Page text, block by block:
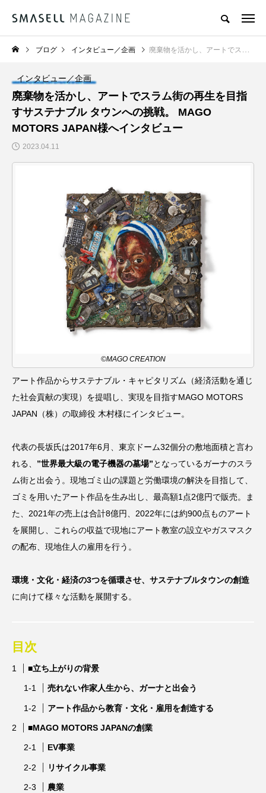
ブログ インタビュー／企画 廃棄物を活かし、アートでスラム街の再生を目指すサステナブル タウンへの挑戦。 MAGO MOTORS JAPAN様へインタビュー
インタビュー／企画
廃棄物を活かし、アートでスラム街の再生を目指
すサステナブル タウンへの挑戦。 MAGO
MOTORS JAPAN様へインタビュー
2023.04.11
©MAGO CREATION
アート作品からサステナブル・キャピタリズム（経済活動を通じ
た社会貢献の実現）を提唱し、実現を目指すMAGO MOTORS
JAPAN（株）の取締役 木村様にインタビュー。
代表の長坂氏は2017年6月、東京ドーム32個分の敷地面積と言わ
れる、 ”世界最大級の電子機器の墓場”となっているガーナのスラ
ム街と出会う。現地ゴミ山の課題と労働環境の解決を目指して、
ゴミを用いたアート作品を生み出し、最高額1点2億円で販売。ま
た、2021年の売上は合計8億円、2022年には約900点ものアート
を展開し、これらの収益で現地にアート教室の設立やガスマスク
の配布、現地住人の雇用を行う。
環境・文化・経済の3つを循環させ、サステナブルタウンの創造
に向けて様々な活動を展開する。
目次
■立ち上がりの背景
売れない作家人生から、ガーナと出会う
アート作品から教育・文化・雇用を創造する
■MAGO MOTORS JAPANの創業
EV事業
リサイクル事業
農業